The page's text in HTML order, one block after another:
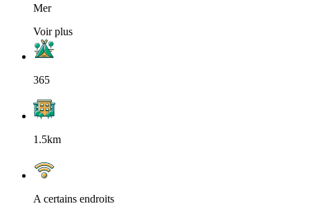
Mer
Voir plus
365
1.5km
A certains endroits